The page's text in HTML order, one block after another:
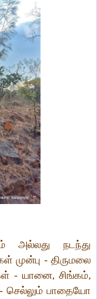
அல்லது நடந்து
முன்பு - திருமலை
- யானை, சிங்கம்,
- செல்லும் பாதையோ